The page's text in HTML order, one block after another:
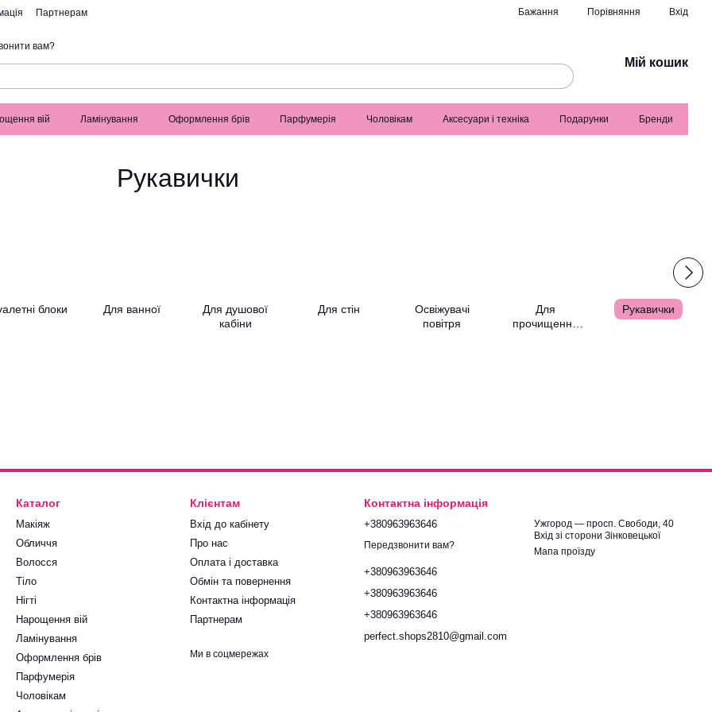
Партнерам Бажання Порівняння Вхід
вам?
Мій кошик
вій Ламінування Оформлення брів Парфумерія Чоловікам Аксесуари і техніка Подарунки Бренди
Рукавички
блоки Для ванної
Для душової
кабіни
Для стін
Освіжувачі
повітря
Для
прочищення
Рукавички
Каталог
Макіяж
Обличчя
Волосся
Тіло
Нігті
Нарощення вій
Ламінування
Оформлення брів
Парфумерія
Чоловікам
Клієнтам
Вхід до кабінету
Про нас
Оплата і доставка
Обмін та повернення
Контактна інформація
Партнерам
Ми в соцмережах
Контактна інформація
+380963963646
Передзвонити вам?
+380963963646
+380963963646
+380963963646
perfect.shops2810@gmail.com
Ужгород — просп. Свободи, 40
Вхід зі сторони Зінковецької
Мапа проїзду